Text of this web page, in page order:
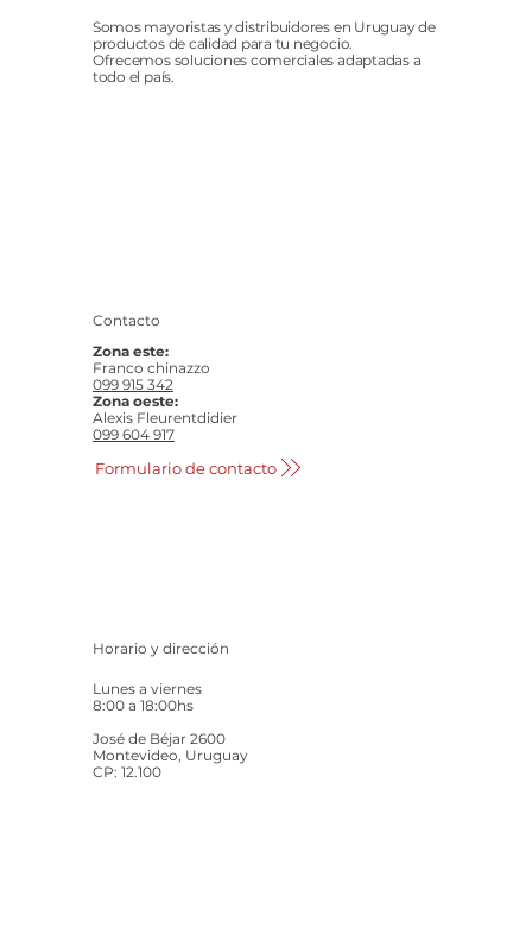
Somos mayoristas y distribuidores en Uruguay de
productos de calidad para tu negocio.
Ofrecemos soluciones comerciales adaptadas a
todo el país.
Contacto
Zona este:
Franco chinazzo
099 915 342
Zona oeste:
Alexis Fleurentdidier
099 604 917
Formulario de contacto
Horario y dirección
Lunes a viernes
8:00 a 18:00hs
José de Béjar 2600
Montevideo, Uruguay
CP: 12.100